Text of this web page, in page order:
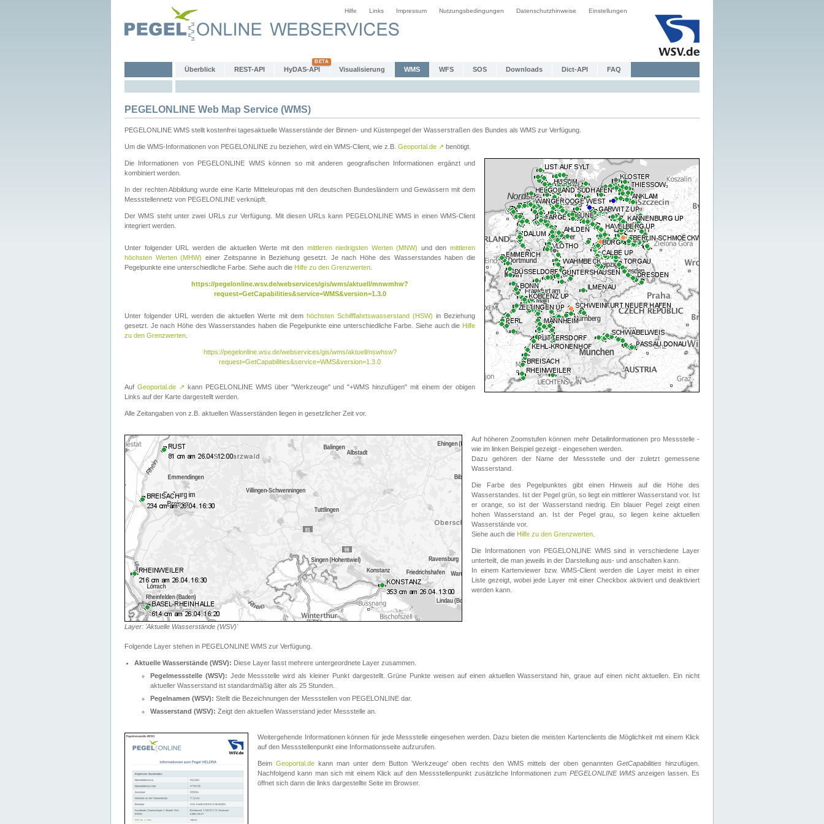
Hilfe Links Impressum Nutzungsbedingungen Datenschutzhinweise Einstellungen
Überblick REST-API HyDAS-API Visualisierung WMS WFS SOS Downloads Dict-API FAQ
PEGELONLINE Web Map Service (WMS)
PEGELONLINE WMS stellt kostenfrei tagesaktuelle Wasserstände der Binnen- und Küstenpegel der Wasserstraßen des Bundes als WMS zur Verfügung.
Um die WMS-Informationen von PEGELONLINE zu beziehen, wird ein WMS-Client, wie z.B. Geoportal.de ↗ benötigt.
Die Informationen von PEGELONLINE WMS können so mit anderen geografischen Informationen ergänzt und
kombiniert werden.
In der rechten Abbildung wurde eine Karte Mitteleuropas mit den deutschen Bundesländern und Gewässern mit dem
Messstellennetz von PEGELONLINE verknüpft.
Der WMS steht unter zwei URLs zur Verfügung. Mit diesen URLs kann PEGELONLINE WMS in einen WMS-Client
integriert werden.
Unter folgender URL werden die aktuellen Werte mit den mittleren niedrigsten Werten (MNW) und denmittleren
höchsten Werten (MHW) einer Zeitspanne in Beziehung gesetzt. Je nach Höhe des Wasserstandes haben die
Pegelpunkte eine unterschiedliche Farbe. Siehe auch die Hilfe zu den Grenzwerten
https://pegelonline.wsv.de/webservices/gis/wms/aktuell/mnwmhw?
request=GetCapabilities&service=WMS&version=1.3.0
Unter folgender URL werden die aktuellen Werte mit dem höchsten Schifffahrtswasserstand (HSW) in Beziehung
gesetzt. Je nach Höhe des Wasserstandes haben die Pegelpunkte eine unterschiedliche Farbe. Siehe auch die Hilfe
zu den Grenzwerten
https://pegelonline.wsv.de/webservices/gis/wms/aktuell/nswhsw?
request=GetCapabilities&service=WMS&version=1.3.0
Auf Geoportal.de ↗ kann PEGELONLINE WMS über "Werkzeuge" und "+WMS hinzufügen" mit einem der obigen
Links auf der Karte dargestellt werden.
Alle Zeitangaben von z.B. aktuellen Wasserständen liegen in gesetzlicher Zeit vor.
Layer: 'Aktuelle Wasserstände (WSV)'
Auf höheren Zoomstufen können mehr Detailinformationen pro Messstelle -
wie im linken Beispiel gezeigt - eingesehen werden.
Dazu gehören der Name der Messstelle und der zuletzt gemessene
Wasserstand.
Die Farbe des Pegelpunktes gibt einen Hinweis auf die Höhe des
Wasserstandes. Ist der Pegel grün, so liegt ein mittlerer Wasserstand vor. Ist
er orange, so ist der Wasserstand niedrig. Ein blauer Pegel zeigt einen
hohen Wasserstand an. Ist der Pegel grau, so liegen keine aktuellen
Wasserstände vor.
Siehe auch die Hilfe zu den Grenzwerten
Die Informationen von PEGELONLINE WMS sind in verschiedene Layer
unterteilt, die man jeweils in der Darstellung aus- und anschalten kann.
In einem Kartenviewer bzw. WMS-Client werden die Layer meist in einer
Liste gezeigt, wobei jede Layer mit einer Checkbox aktiviert und deaktiviert
werden kann.
Folgende Layer stehen in PEGELONLINE WMS zur Verfügung.
Aktuelle Wasserstände (WSV): Diese Layer fasst mehrere untergeordnete Layer zusammen.
Pegelmessstelle (WSV): Jede Messstelle wird als kleiner Punkt dargestellt. Grüne Punkte weisen auf einen aktuellen Wasserstand hin, graue auf einen nicht aktuellen. Ein nicht
aktueller Wasserstand ist standardmäßig älter als 25 Stunden.
Pegelnamen (WSV): Stellt die Bezeichnungen der Messstellen von PEGELONLINE dar.
Wasserstand (WSV): Zeigt den aktuellen Wasserstand jeder Messstelle an.
Weitergehende Informationen können für jede Messstelle eingesehen werden. Dazu bieten die meisten Kartenclients die Möglichkeit mit einem Klick
auf den Messstellenpunkt eine Informationsseite aufzurufen.
Beim Geoportal.de kann man unter dem Button 'Werkzeuge' oben rechts den WMS mittels der oben genannten GetCapabilities hinzufügen.
Nachfolgend kann man sich mit einem Klick auf den Messstellenpunkt zusätzliche Informationen zum PEGELONLINE WMSanzeigen lassen. Es
öffnet sich dann die links dargestellte Seite im Browser.